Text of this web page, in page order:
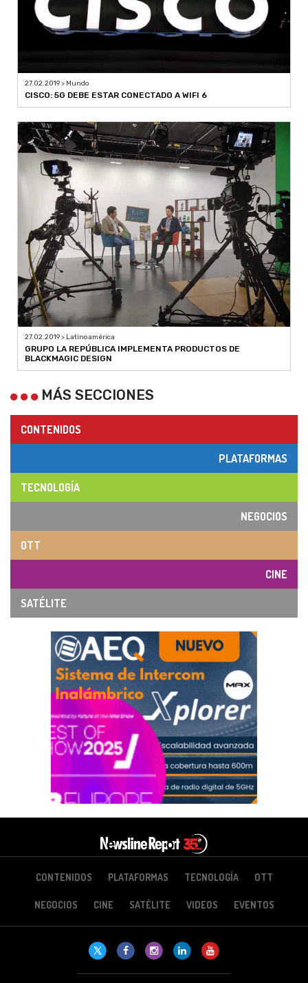
27.02.2019 > Mundo
CISCO: 5G DEBE ESTAR CONECTADO A WIFI 6
27.02.2019 > Latinoamérica
GRUPO LA REPÚBLICA IMPLEMENTA PRODUCTOS DE
BLACKMAGIC DESIGN
MÁS SECCIONES
CONTENIDOS
PLATAFORMAS
TECNOLOGÍA
NEGOCIOS
OTT
CINE
SATÉLITE
CONTENIDOS PLATAFORMAS TECNOLOGÍA OTT
NEGOCIOS CINE SATÉLITE VIDEOS EVENTOS